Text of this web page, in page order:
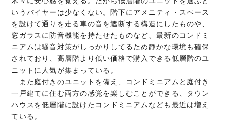
いうバイヤーは少なくない。階下にアメニティ・スペース
を設けて通りを走る車の音を遮断する構造にしたものや、
窓ガラスに防音機能を持たせたものなど、最新のコンドミ
ニアムは騒音対策がしっかりしてるため静かな環境も確保
されており、高層階より低い価格で購入できる低層階のユ
ニットに人気が集まっている。
また庭付きのユニットを備え、コンドミニアムと庭付き
一戸建てに住む両方の感覚を楽しむことができる、タウン
ハウスを低層階に設けたコンドミニアムなども最近は増え
ている。